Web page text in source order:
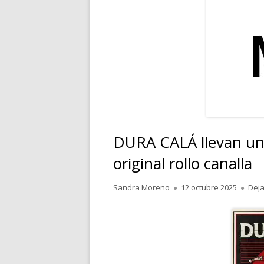
DURA CALÁ llevan
original rollo canalla
Autor
Sandra Moreno
Publicado
12 octubre 2025